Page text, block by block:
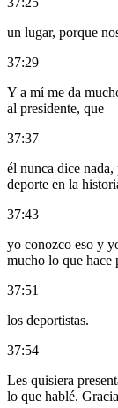
un lugar, porque
37:29
Y a mí me da
al presidente, que
37:37
él nunca dice nada,
deporte en la
37:43
yo conozco eso y
mucho lo que hace
37:51
los deportistas.
37:54
Les quisiera
lo que hablé.